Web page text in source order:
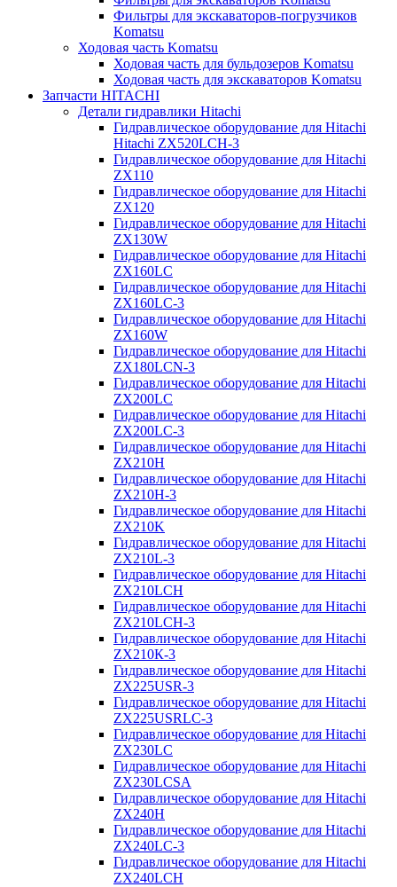
Фильтры для экскаваторов-погрузчиков
Komatsu
Ходовая часть Komatsu
Ходовая часть для бульдозеров Komatsu
Ходовая часть для экскаваторов Komatsu
Запчасти HITACHI
Детали гидравлики Hitachi
Гидравлическое оборудование для Hitachi
Hitachi ZX520LCH-3
Гидравлическое оборудование для Hitachi
ZX110
Гидравлическое оборудование для Hitachi
ZX120
Гидравлическое оборудование для Hitachi
ZX130W
Гидравлическое оборудование для Hitachi
ZX160LC
Гидравлическое оборудование для Hitachi
ZX160LC-3
Гидравлическое оборудование для Hitachi
ZX160W
Гидравлическое оборудование для Hitachi
ZX180LCN-3
Гидравлическое оборудование для Hitachi
ZX200LC
Гидравлическое оборудование для Hitachi
ZX200LC-3
Гидравлическое оборудование для Hitachi
ZX210H
Гидравлическое оборудование для Hitachi
ZX210H-3
Гидравлическое оборудование для Hitachi
ZX210K
Гидравлическое оборудование для Hitachi
ZX210L-3
Гидравлическое оборудование для Hitachi
ZX210LCH
Гидравлическое оборудование для Hitachi
ZX210LCH-3
Гидравлическое оборудование для Hitachi
ZX210К-3
Гидравлическое оборудование для Hitachi
ZX225USR-3
Гидравлическое оборудование для Hitachi
ZX225USRLC-3
Гидравлическое оборудование для Hitachi
ZX230LC
Гидравлическое оборудование для Hitachi
ZX230LCSA
Гидравлическое оборудование для Hitachi
ZX240H
Гидравлическое оборудование для Hitachi
ZX240LC-3
Гидравлическое оборудование для Hitachi
ZX240LCH